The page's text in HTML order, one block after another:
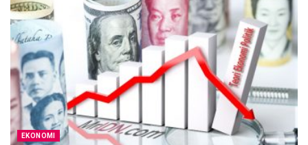
EKONOMI